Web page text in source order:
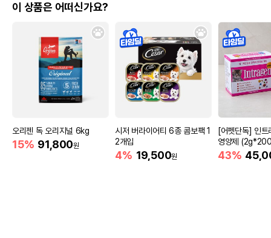
이 상품은 어떠신가요?
오리젠 독 오리지널 6kg
15% 91,800원
시저 버라이어티 6종 콤보팩 1
2개입
4% 19,500원
[어펫단독] 인트
영양제
43%